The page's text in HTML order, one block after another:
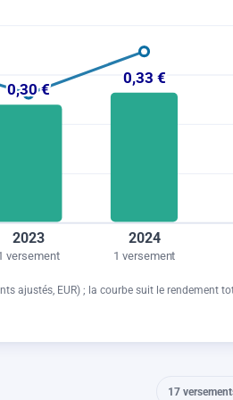
2023
versement
2024
1 versement
0,30 €
0,33 €
ajustés, EUR) ; la courbe suit le rendement
17